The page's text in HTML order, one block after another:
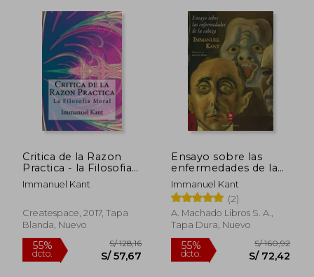
S/ 63,32
Critica de la Razon
Practica - la Filosofia
Moral ( Spanish)
Edition
Immanuel Kant
Createspace, 2017, Tapa
Blanda, Nuevo
Ensayo sobre las
enfermedades de la
cabeza (Márgenes)
Immanuel Kant
(2)
A. Machado Libros S. A.,
Tapa Dura, Nuevo